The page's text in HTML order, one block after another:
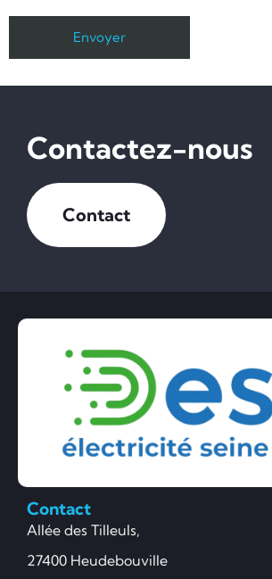
Contactez-nous
Contact
Contact
Allée des Tilleuls,
27400 Heudebouville